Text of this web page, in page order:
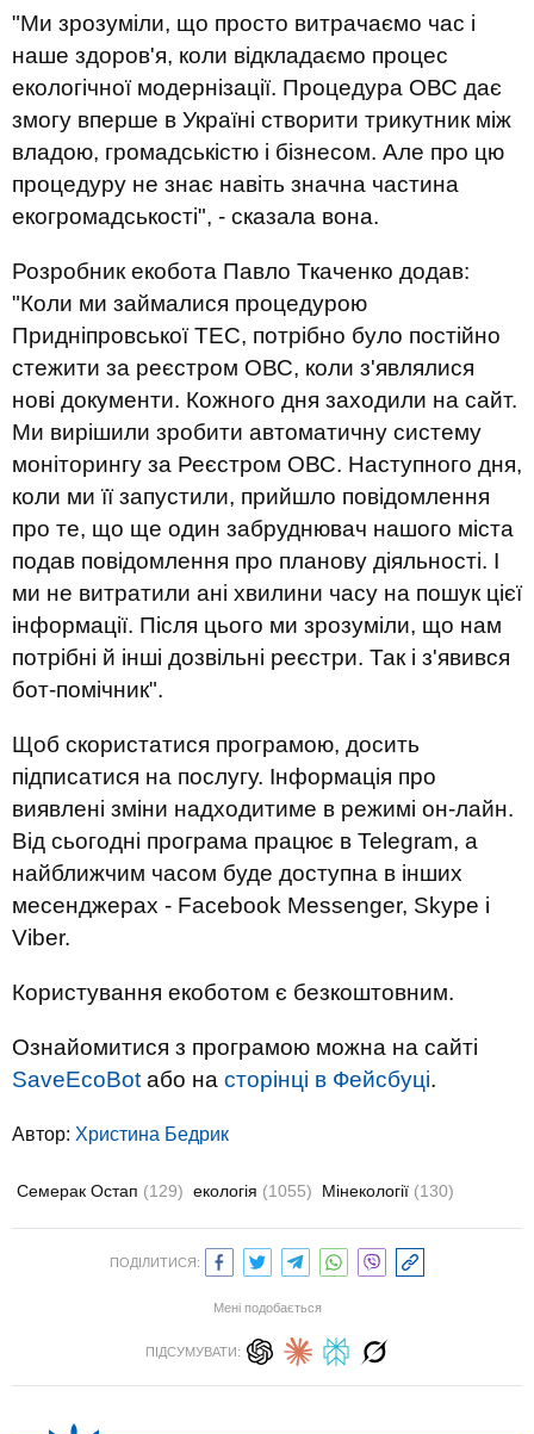
"Ми зрозуміли, що просто витрачаємо час і
наше здоров'я, коли відкладаємо процес
екологічної модернізації. Процедура ОВС дає
змогу вперше в Україні створити трикутник між
владою, громадськістю і бізнесом. Але про цю
процедуру не знає навіть значна частина
екогромадськості", - сказала вона.
Розробник екобота Павло Ткаченко додав:
"Коли ми займалися процедурою
Придніпровської ТЕС, потрібно було постійно
стежити за реєстром ОВС, коли з'являлися
нові документи. Кожного дня заходили на сайт.
Ми вирішили зробити автоматичну систему
моніторингу за Реєстром ОВС. Наступного дня,
коли ми її запустили, прийшло повідомлення
про те, що ще один забруднювач нашого міста
подав повідомлення про планову діяльності. І
ми не витратили ані хвилини часу на пошук цієї
інформації. Після цього ми зрозуміли, що нам
потрібні й інші дозвільні реєстри. Так і з'явився
бот-помічник".
Щоб скористатися програмою, досить
підписатися на послугу. Інформація про
виявлені зміни надходитиме в режимі он-лайн.
Від сьогодні програма працює в Telegram, а
найближчим часом буде доступна в інших
месенджерах - Facebook Messenger, Skype і
Viber.
Користування екоботом є безкоштовним.
Ознайомитися з програмою можна на сайті
SaveEcoBot або на сторінці в Фейсбуці.
Автор: Христина Бедрик
Семерак Остап (129) екологія (1055) Мінекології (130)
ПОДІЛИТИСЯ:
Мені подобається
ПІДСУМУВАТИ: